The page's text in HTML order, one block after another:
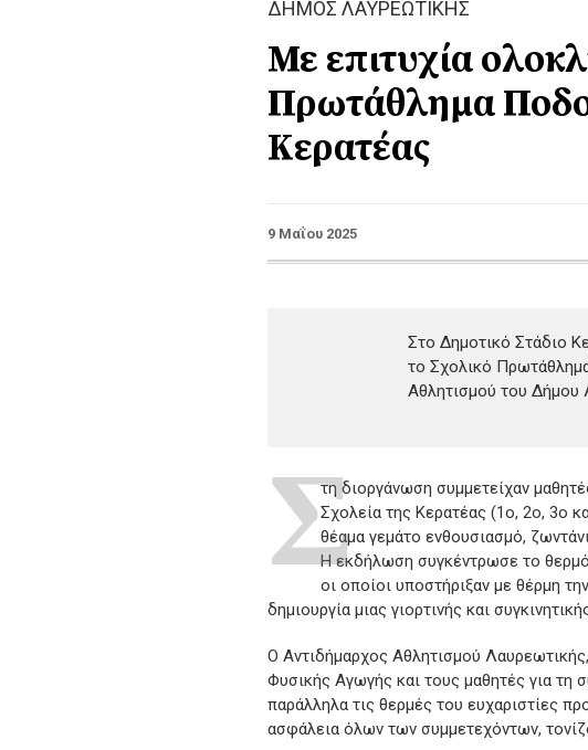
ΔΗΜΟΣ ΛΑΥΡΕΩΤΙΚΗΣ
Με επιτυχία
Πρωτάθλημα
Κερατέας
9 Μαΐου 2025
Στο Δημοτικό Στάδιο
το Σχολικό
Αθλητισμού του Δήμου
Στη διοργάνωση συμμετείχαν
Σχολεία της Κερατέας (1ο, 2ο, 3ο
θέαμα γεμάτο ενθουσιασμό,
Η εκδήλωση συγκέντρωσε το
οι οποίοι υποστήριξαν με θέρμη
δημιουργία μιας γιορτινής και
Ο Αντιδήμαρχος Αθλητισμού
Φυσικής Αγωγής και τους μαθητές για τη
παράλληλα τις θερμές του ευχαριστίες
ασφάλεια όλων των συμμετεχόντων,